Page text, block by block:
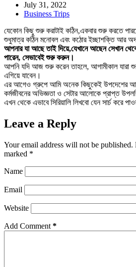
July 31, 2022
Business Trips
যেকোন কিছু শুরু করাটাই কঠিন,একবার শুরু করতে
শুধুমাত্র কঠিন মনোবল এবং কঠোর ইচ্ছাশক্তি আর
আপনার যা আছে তাই দিয়ে,যেখানে আছেন সেখান
পারেন, সেভাবেই শুরু করুন।
আপনি যদি আজ শুরু করেন তাহলে, আগামীকাল যারা
এগিয়ে যাবেন।
এর আগেও গ্রুপে আমি অনেক কিছুকেই উপদেশের
কর্মজীবনের অভিজ্ঞতা ও সেটার আলোকে প্রাপ্ত
এখন থেকে এভাবে সিরিয়ালি লিখবো যেন সার্চ করে
Leave a Reply
Your email address will not be published.
marked *
Name
Email
Website
Add Comment *